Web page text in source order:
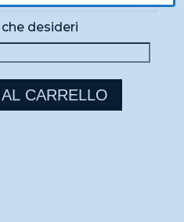
desideri
CARRELLO